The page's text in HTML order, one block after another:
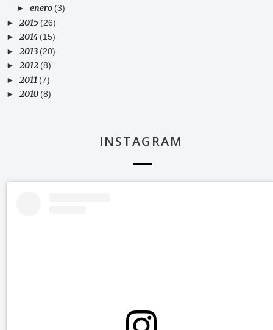
► enero (3)
► 2015 (26)
► 2014 (15)
► 2013 (20)
► 2012 (8)
► 2011 (7)
► 2010 (8)
INSTAGRAM